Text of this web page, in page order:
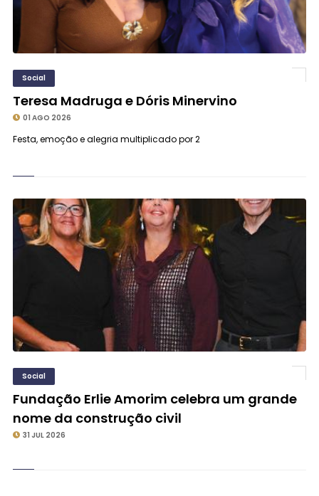
Social
Teresa Madruga e Dóris Minervino
01 AGO 2026
Festa, emoção e alegria multiplicado por 2
Social
Fundação Erlie Amorim celebra um grande
nome da construção civil
31 JUL 2026